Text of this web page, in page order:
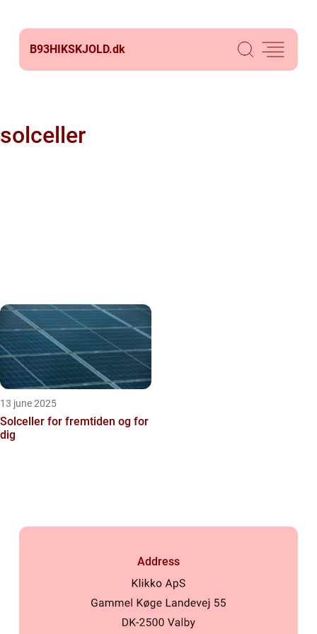
B93HIKSKJOLD.dk
solceller
13 june 2025
Solceller for fremtiden og for
dig
Address